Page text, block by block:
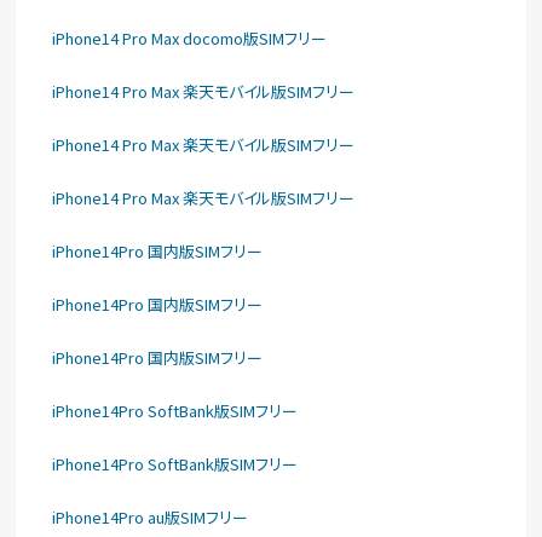
iPhone14 Pro Max docomo版SIMフリー
iPhone14 Pro Max 楽天モバイル版SIMフリー
iPhone14 Pro Max 楽天モバイル版SIMフリー
iPhone14 Pro Max 楽天モバイル版SIMフリー
iPhone14Pro 国内版SIMフリー
iPhone14Pro 国内版SIMフリー
iPhone14Pro 国内版SIMフリー
iPhone14Pro SoftBank版SIMフリー
iPhone14Pro SoftBank版SIMフリー
iPhone14Pro au版SIMフリー